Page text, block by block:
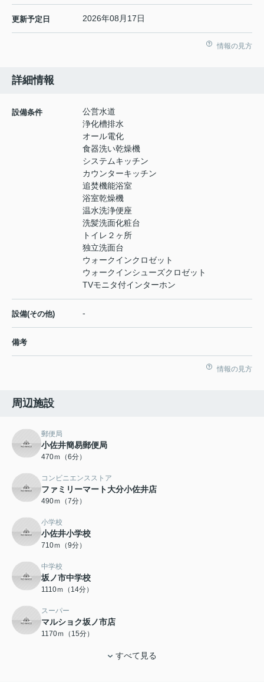
更新予定日 2026年08月17日
情報の見方
詳細情報
設備条件
公営水道
浄化槽排水
オール電化
食器洗い乾燥機
システムキッチン
カウンターキッチン
追焚機能浴室
浴室乾燥機
温水洗浄便座
洗髪洗面化粧台
トイレ２ヶ所
独立洗面台
ウォークインクロゼット
ウォークインシューズクロゼット
TVモニタ付インターホン
設備(その他) -
備考
情報の見方
周辺施設
郵便局
小佐井簡易郵便局
470ｍ（6分）
コンビニエンスストア
ファミリーマート大分小佐井店
490ｍ（7分）
小学校
小佐井小学校
710ｍ（9分）
中学校
坂ノ市中学校
1110ｍ（14分）
スーパー
マルショク坂ノ市店
1170ｍ（15分）
すべて見る